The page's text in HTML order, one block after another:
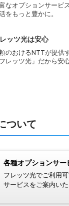
なオプションサービス
をもっと豊かに。
ッツ光は安心
のおけるNTTが提供
フレッツ光」だから安心
ついて
各種オプションサー
フレッツ光でご利用
サービスをご案内いた